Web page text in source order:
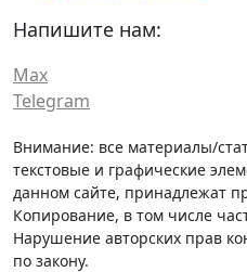
Напишите нам:
Max
Telegram
Внимание: все материалы/
текстовые и графические
данном сайте, принадлежат
Копирование, в том числе
Нарушение авторских прав
по закону.